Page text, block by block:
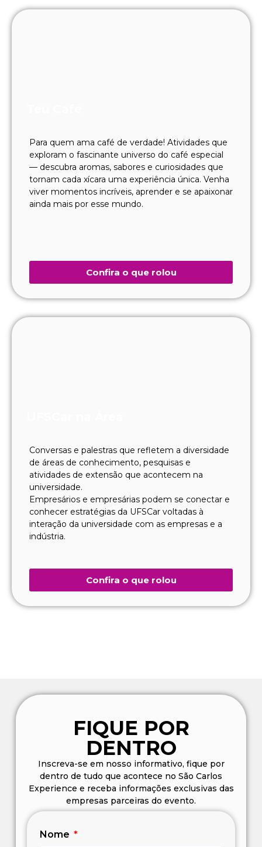
Para quem ama café de verdade! Atividades que
exploram o fascinante universo do café especial
— descubra aromas, sabores e curiosidades que
tornam cada xícara uma experiência única. Venha
viver momentos incríveis, aprender e se apaixonar
ainda mais por esse mundo.
Confira o que rolou
Conversas e palestras que refletem a diversidade
de áreas de conhecimento, pesquisas e
atividades de extensão que acontecem na
universidade.
Empresários e empresárias podem se conectar e
conhecer estratégias da UFSCar voltadas à
interação da universidade com as empresas e a
indústria.
Confira o que rolou
FIQUE POR
DENTRO
Inscreva-se em nosso informativo, fique por
dentro de tudo que acontece no São Carlos
Experience e receba informações exclusivas das
empresas parceiras do evento.
Nome